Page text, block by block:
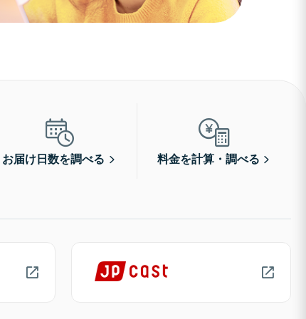
お届け日数を調べる 料金を計算・調べる